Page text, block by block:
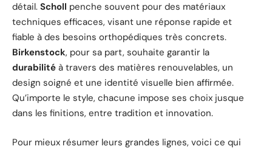
détail. Scholl penche souvent pour des matériaux
techniques efficaces, visant une réponse rapide et
fiable à des besoins orthopédiques très concrets.
Birkenstock, pour sa part, souhaite garantir la
durabilité à travers des matières renouvelables, un
design soigné et une identité visuelle bien affirmée.
Qu’importe le style, chacune impose ses choix jusque
dans les finitions, entre tradition et innovation.
Pour mieux résumer leurs grandes lignes, voici ce qui